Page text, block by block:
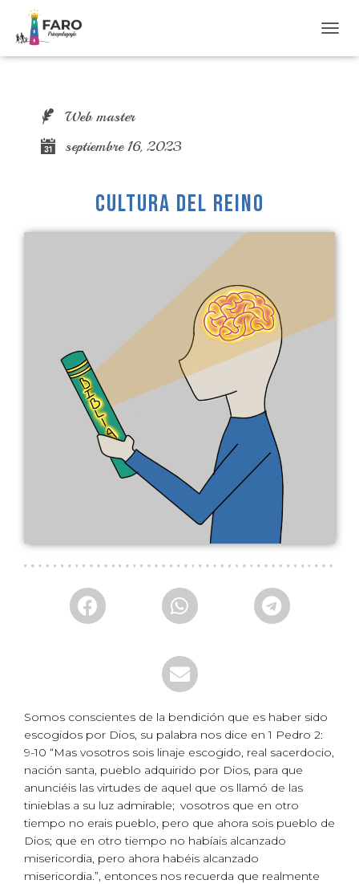
O
Web master
septiembre 16, 2023
CULTURA DEL REINO
Somos conscientes de la bendición que es haber sido
escogidos por Dios, su palabra nos dice en 1 Pedro 2:
9-10 “Mas vosotros sois linaje escogido, real sacerdocio,
nación santa, pueblo adquirido por Dios, para que
anunciéis las virtudes de aquel que os llamó de las
tinieblas a su luz admirable; vosotros que en otro
tiempo no erais pueblo, pero que ahora sois pueblo de
Dios; que en otro tiempo no habíais alcanzado
misericordia, pero ahora habéis alcanzado
misericordia.”, entonces nos recuerda que realmente